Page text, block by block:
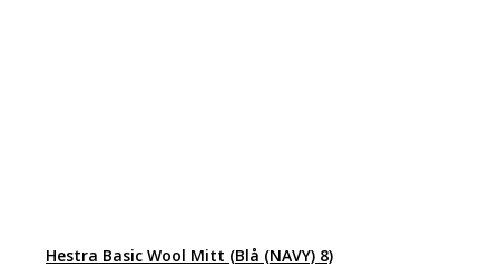
Hestra Basic Wool Mitt (Blå (NAVY) 8)